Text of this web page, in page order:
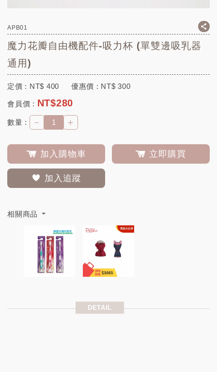
APB01
魔力花瓣自由機配件-吸力杯 (單雙邊吸乳器
通用)
定價 : NT$ 400 優惠價 : NT$ 300
會員價 : NT$280
數量 : － ＋
加入購物車 立即購買
加入追蹤
相關商品
DETAIL